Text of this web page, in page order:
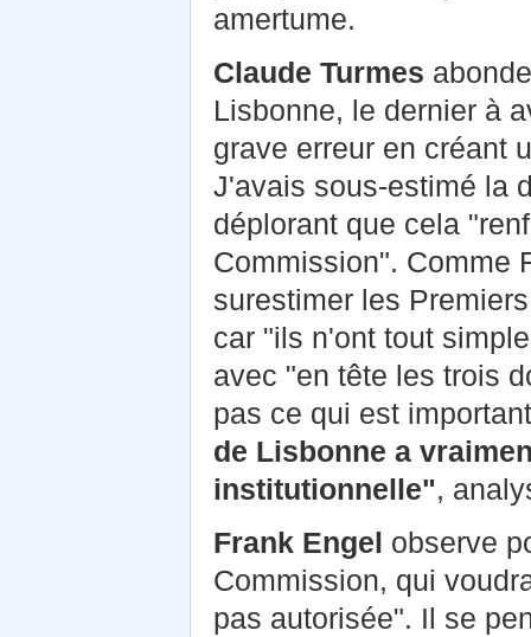
amertume.
Claude Turmes
Lisbonne, le dernier à
grave erreur en créant
J'avais sous-estimé la
déplorant que cela
Commission". Comme
surestimer les
car "ils n'ont tout
avec "en tête les trois
pas ce qui est
de Lisbonne a
institutionnelle",
Frank Engel observe
Commission, qui
pas autorisée". Il se